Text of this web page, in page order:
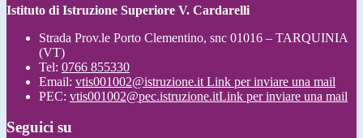
Istituto di Istruzione Superiore V. Cardarelli
Strada Prov.le Porto Clementino, snc 01016 – TARQUINIA
(VT)
Tel: 0766 855330
Email: vtis001002@istruzione.it Link per inviare una mail
PEC: vtis001002@pec.istruzione.itLink per inviare una mail
Seguici su